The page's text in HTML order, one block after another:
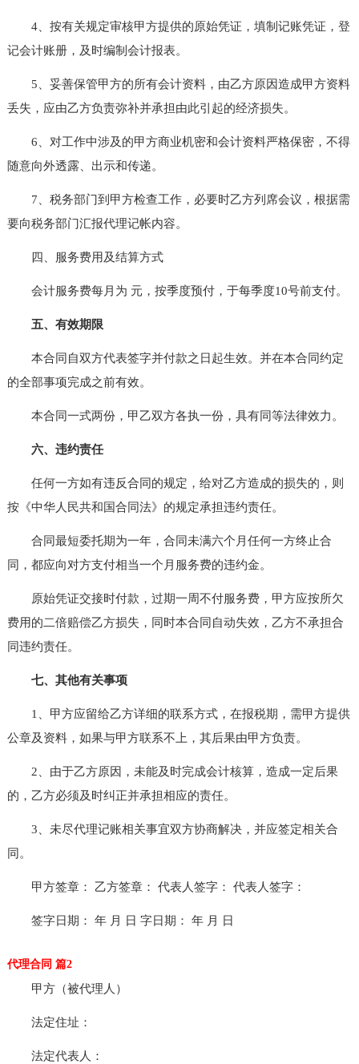
4、按有关规定审核甲方提供的原始凭证，填制记账凭证，登
记会计账册，及时编制会计报表。
5、妥善保管甲方的所有会计资料，由乙方原因造成甲方资料
丢失，应由乙方负责弥补并承担由此引起的经济损失。
6、对工作中涉及的甲方商业机密和会计资料严格保密，不得
随意向外透露、出示和传递。
7、税务部门到甲方检查工作，必要时乙方列席会议，根据需
要向税务部门汇报代理记帐内容。
四、服务费用及结算方式
会计服务费每月为 元，按季度预付，于每季度10号前支付。
五、有效期限
本合同自双方代表签字并付款之日起生效。并在本合同约定
的全部事项完成之前有效。
本合同一式两份，甲乙双方各执一份，具有同等法律效力。
六、违约责任
任何一方如有违反合同的规定，给对乙方造成的损失的，则
按《中华人民共和国合同法》的规定承担违约责任。
合同最短委托期为一年，合同未满六个月任何一方终止合
同，都应向对方支付相当一个月服务费的违约金。
原始凭证交接时付款，过期一周不付服务费，甲方应按所欠
费用的二倍赔偿乙方损失，同时本合同自动失效，乙方不承担合
同违约责任。
七、其他有关事项
1、甲方应留给乙方详细的联系方式，在报税期，需甲方提供
公章及资料，如果与甲方联系不上，其后果由甲方负责。
2、由于乙方原因，未能及时完成会计核算，造成一定后果
的，乙方必须及时纠正并承担相应的责任。
3、未尽代理记账相关事宜双方协商解决，并应签定相关合
同。
甲方签章： 乙方签章： 代表人签字： 代表人签字：
签字日期： 年 月 日 字日期： 年 月 日
代理合同 篇2
甲方（被代理人）
法定住址：
法定代表人：